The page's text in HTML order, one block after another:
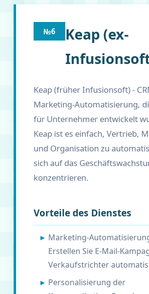
№6
Keap (ex-
Keap (früher Infusionsoft) -
Marketing-Automatisierung,
für Unternehmer entwickelt
Keap ist es einfach, Vertrieb,
und Organisation zu
sich auf das
konzentrieren.
Vorteile des Dienstes
Marketing-
Erstellen Sie E-Mail-
Verkaufstrichter
Personalisierung der